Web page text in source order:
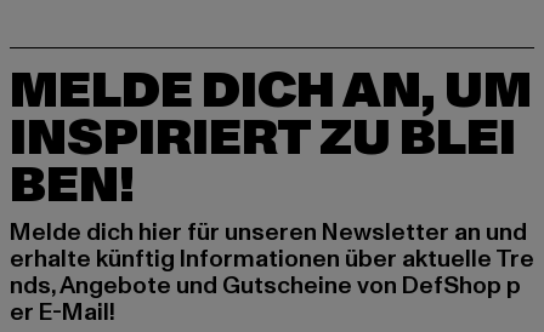
MELDE DICH AN, UM
INSPIRIERT ZU BLEI
BEN!
Melde dich hier für unseren Newsletter an und
erhalte künftig Informationen über aktuelle Tre
nds, Angebote und Gutscheine von DefShop p
er E-Mail!